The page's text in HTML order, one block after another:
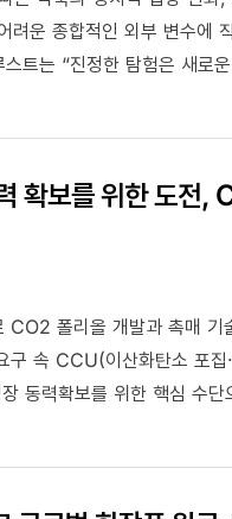
려운 종합적인 외부 변수에
트는 “진정한 탐험은 새로
달 뉴스레터에서는 글로
변화하는 환경 속에서 주목
포트를 통한 인사이트도 준
확보를 위한 도전,
폴리올 개발과 촉매 기
구 속 CCU(이산화탄소 포
력확보를 위한 핵심 수단